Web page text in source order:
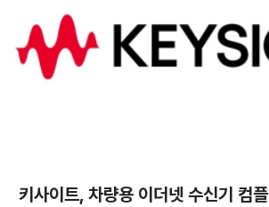
키사이트, 차량용 이더넷 수신기 컴